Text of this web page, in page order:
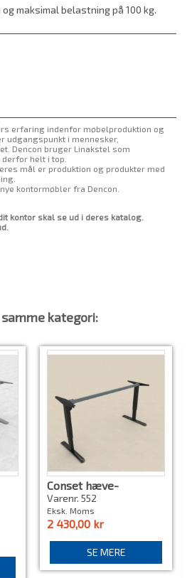
maksimal belastning på 100 kg.
erfaring indenfor møbelproduktion og
udgangspunkt i mennesker,
Dencon bruger Linakstel som
helt i top.
mål er produktion og produkter med
kontormøbler fra Dencon.
kontor skal se ud i deres katalog.
kategori:
Conset hæve-
sænkestel sort eller
gråt
Varenr. 552
Eksk. Moms
2 430,00 kr
SE MERE